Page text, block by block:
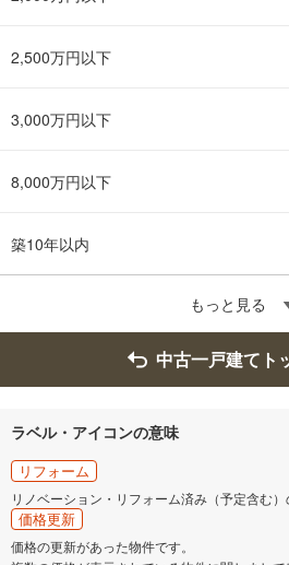
存
2,500万円以下
3,000万円以下
8,000万円以下
築10年以内
もっと見る
中古一戸建てト
ラベル・アイコンの意味
リフォーム
リノベーション・リフォーム済み（予定含む）
価格更新
価格の更新があった物件です。